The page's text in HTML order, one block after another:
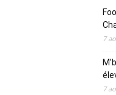
7
7